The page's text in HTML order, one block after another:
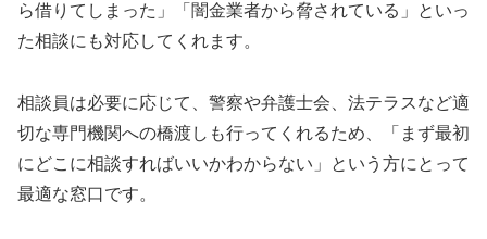
ら借りてしまった」「闇金業者から脅されている」といっ
た相談にも対応してくれます。
相談員は必要に応じて、警察や弁護士会、法テラスなど適
切な専門機関への橋渡しも行ってくれるため、「まず最初
にどこに相談すればいいかわからない」という方にとって
最適な窓口です。